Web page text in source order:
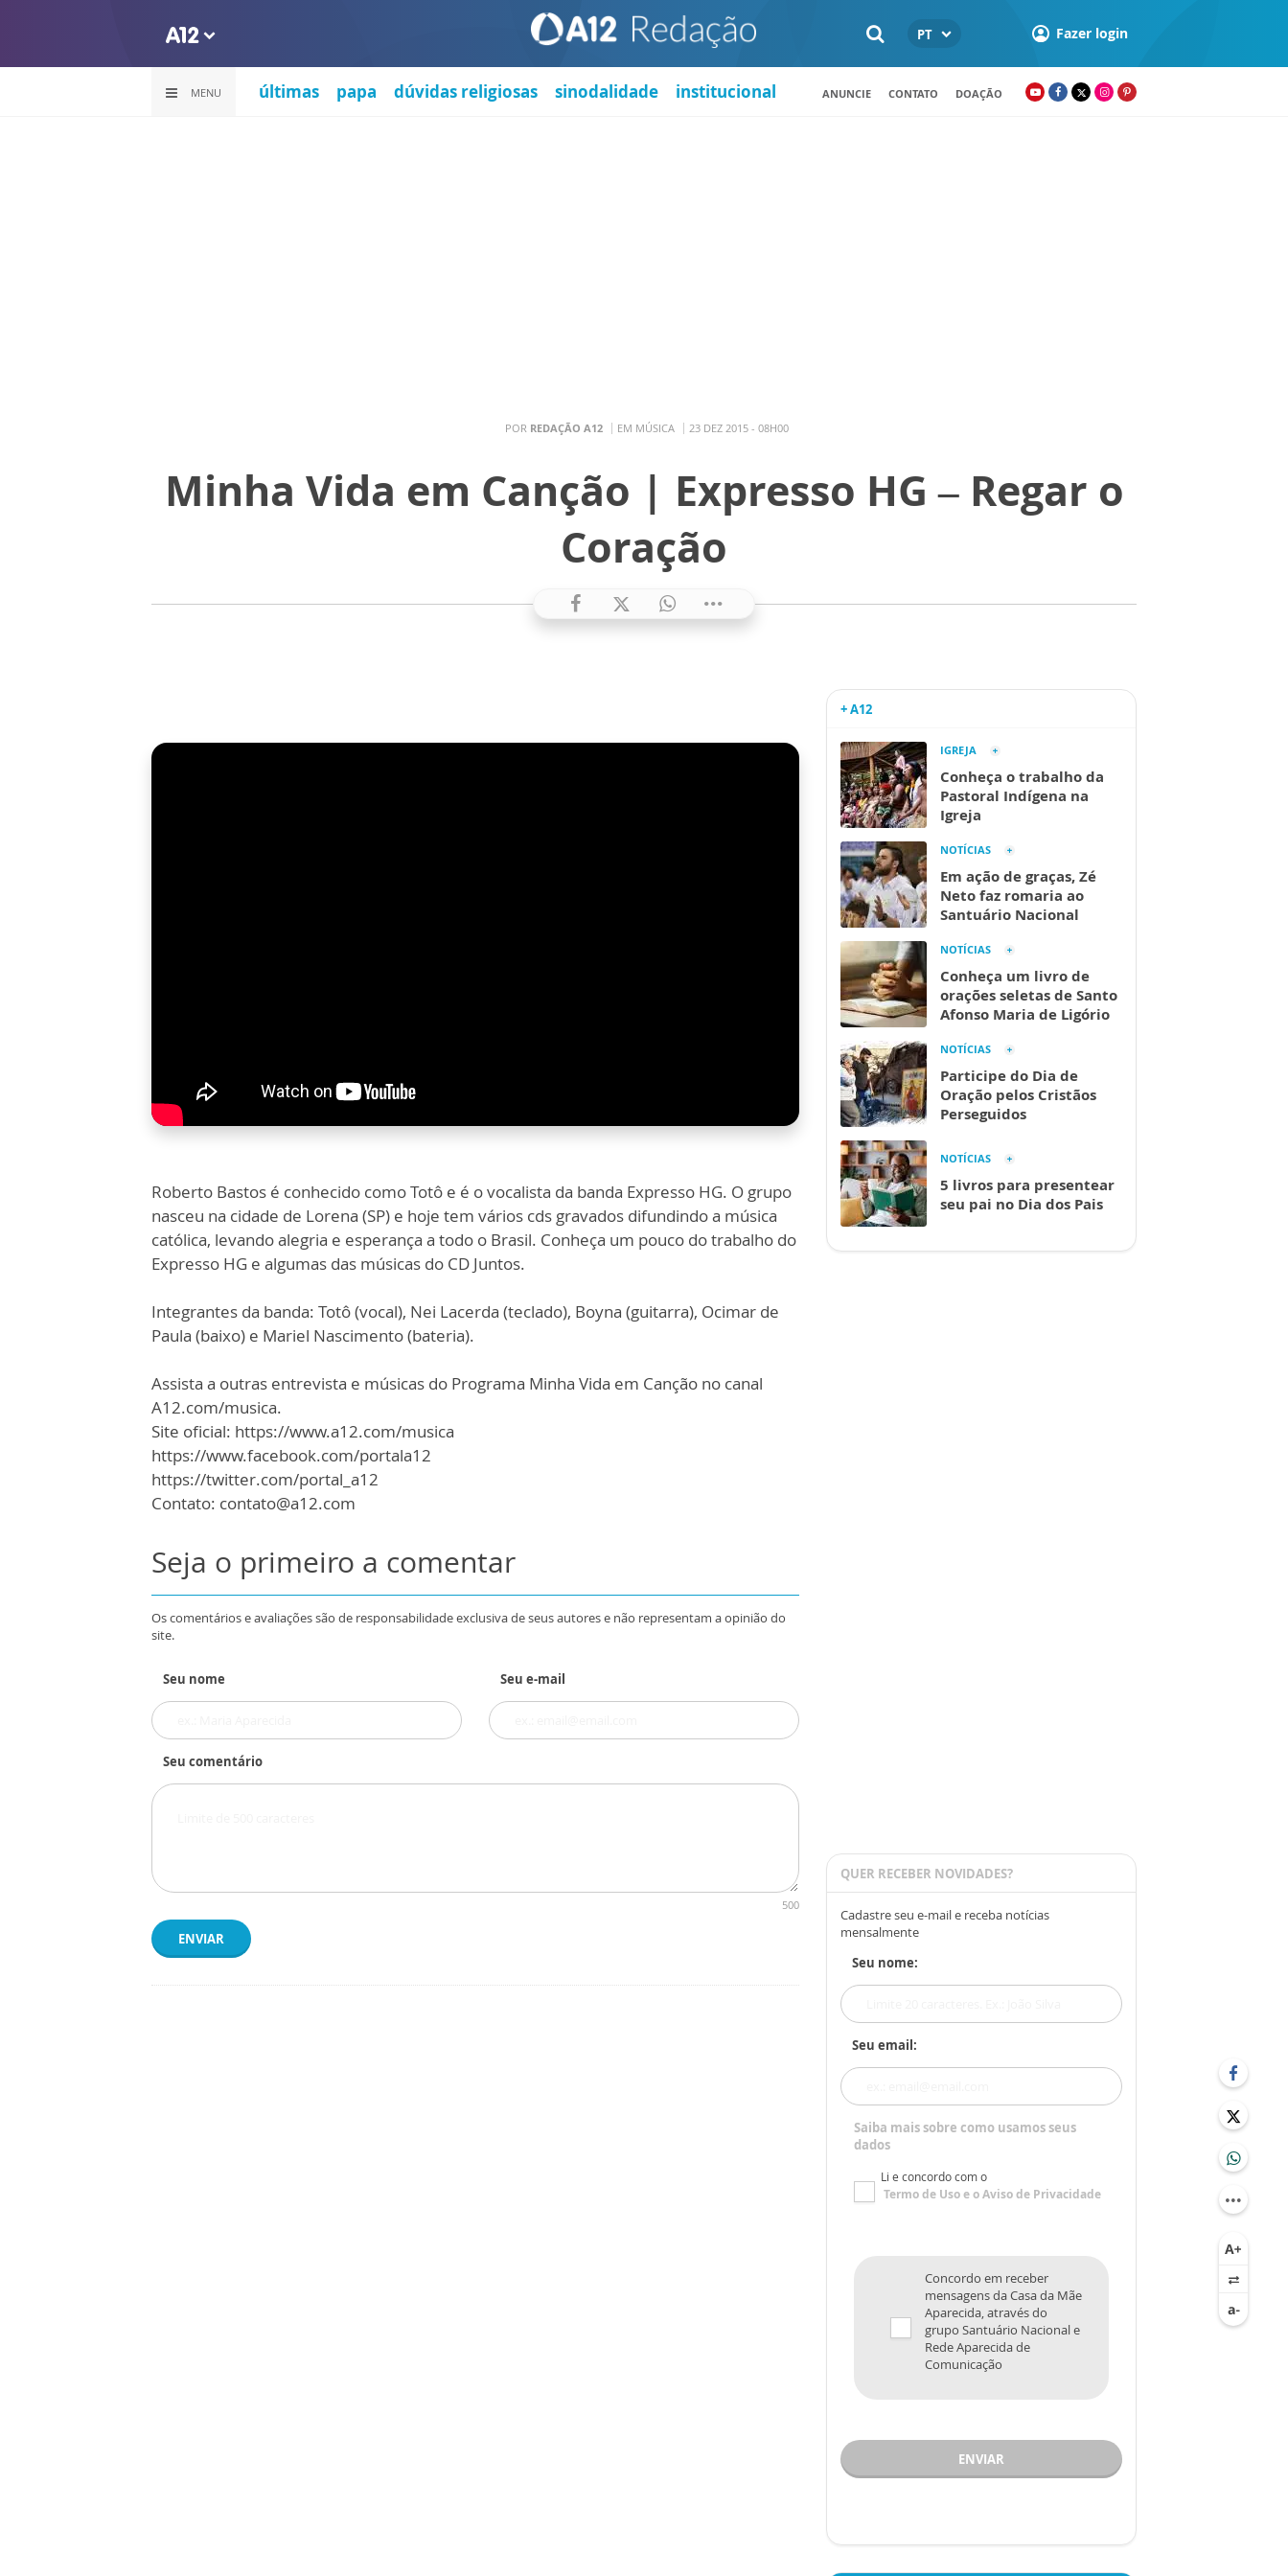
PT Fazer login
MENU últimas papa dúvidas religiosas sinodalidade institucional ANUNCIE CONTATO DOAÇÃO
POR REDAÇÃO A12 EM MÚSICA 23 DEZ 2015 - 08H00
Minha Vida em Canção | Expresso HG – Regar o
Coração
Roberto Bastos é conhecido como Totô e é o vocalista da banda Expresso HG. O grupo
nasceu na cidade de Lorena (SP) e hoje tem vários cds gravados difundindo a música
católica, levando alegria e esperança a todo o Brasil. Conheça um pouco do trabalho do
Expresso HG e algumas das músicas do CD Juntos.
Integrantes da banda: Totô (vocal), Nei Lacerda (teclado), Boyna (guitarra), Ocimar de
Paula (baixo) e Mariel Nascimento (bateria).
Assista a outras entrevista e músicas do Programa Minha Vida em Canção no canal
A12.com/musica.
Site oficial: https://www.a12.com/musica
https://www.facebook.com/portala12
https://twitter.com/portal_a12
Contato: contato@a12.com
Seja o primeiro a comentar
Os comentários e avaliações são de responsabilidade exclusiva de seus autores e não representam a opinião do
site.
Seu nome Seu e-mail
Seu comentário
500
ENVIAR
+ A12
IGREJA
Conheça o trabalho da
Pastoral Indígena na
Igreja
NOTÍCIAS
Em ação de graças, Zé
Neto faz romaria ao
Santuário Nacional
NOTÍCIAS
Conheça um livro de
orações seletas de Santo
Afonso Maria de Ligório
NOTÍCIAS
Participe do Dia de
Oração pelos Cristãos
Perseguidos
NOTÍCIAS
5 livros para presentear
seu pai no Dia dos Pais
QUER RECEBER NOVIDADES?
Cadastre seu e-mail e receba notícias
mensalmente
Seu nome:
Seu email:
Saiba mais sobre como usamos seus
dados
Li e concordo com o
Termo de Usoe oAviso de Privacidade
Concordo em receber
mensagens da Casa da Mãe
Aparecida, através do
grupo Santuário Nacional e
Rede Aparecida de
Comunicação
ENVIAR